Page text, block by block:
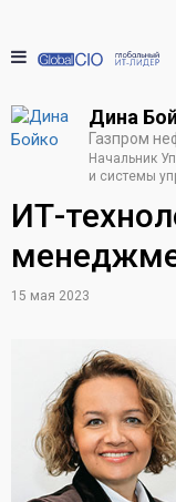
Дина
Газпром
Начальник
и системы
ИТ-
15 мая 2023